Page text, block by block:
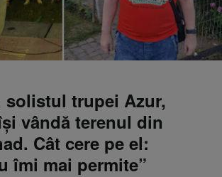
solistul trupei Azur,
vândă terenul din
Cât cere pe el:
îmi mai permite”